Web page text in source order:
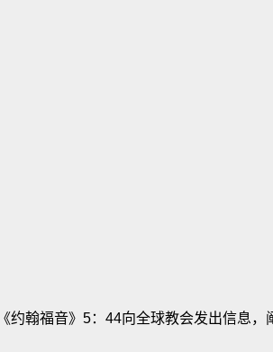
翰福音》5：44向全球教会发出信息，